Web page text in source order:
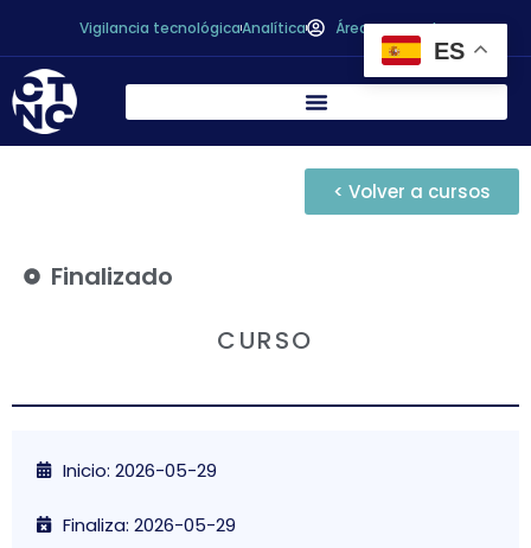
Vigilancia tecnológicaAnalítica Área personal
< Volver a cursos
Finalizado
CURSO
Inicio: 2026-05-29
Finaliza: 2026-05-29
ES